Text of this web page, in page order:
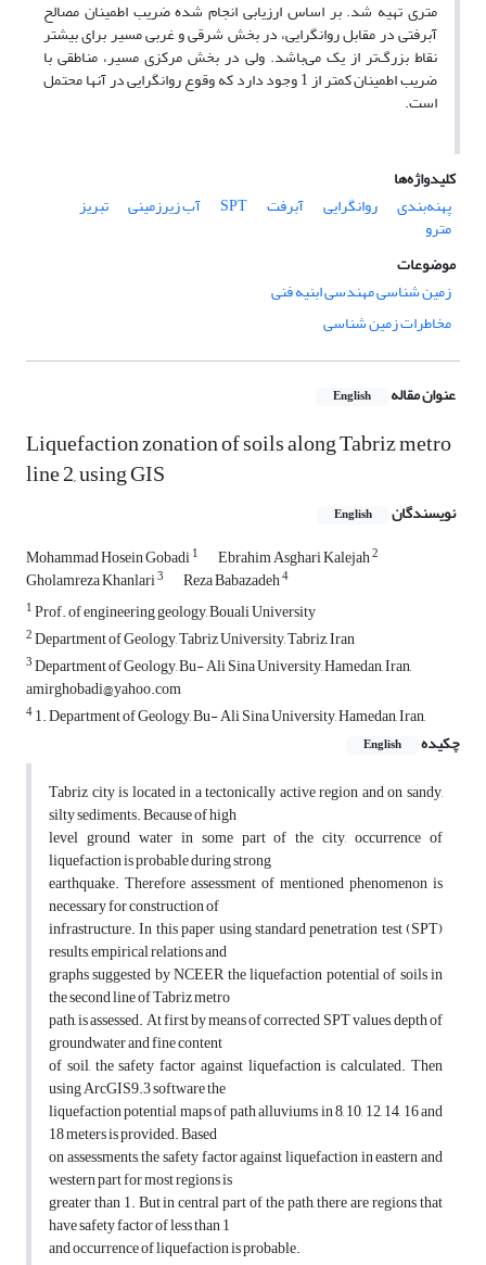
متری تهیه شد. بر اساس ارزیابی انجام شده ضریب اطمینان مصالح
آبرفتى در مقابل روانگرایى، در بخش شرقی و غربی مسیر برای بیشتر
نقاط بزرگ‌تر از یک می‌باشد. ولی در بخش مرکزی مسیر، مناطقی با
ضریب اطمینان کمتر از 1 وجود دارد که وقوع روانگرایی در آنها محتمل
است.
کلیدواژه‌ها
پهنه‌بندی
روانگرایی آبرفت SPT آب زیرزمینی تبریز
مترو
موضوعات
زمین شناسی مهندسی ابنیه فنی
مخاطرات زمین شناسی
عنوان مقاله English
Liquefaction zonation of soils along Tabriz metro
line 2, using GIS
نویسندگان English
Mohammad Hosein Gobadi1 Ebrahim Asghari Kalejah2
Gholamreza Khanlari3 Reza Babazadeh4
1Prof. of engineering geology, Bouali University
2Department of Geology, Tabriz University, Tabriz, Iran
3Department of Geology, Bu- Ali Sina University, Hamedan, Iran,
amirghobadi@yahoo.com
41. Department of Geology, Bu- Ali Sina University, Hamedan, Iran,
چکیده
English
Tabriz city is located in a tectonically active region and on sandy,
silty sediments. Because of high
level ground water in some part of the city, occurrence of
liquefaction is probable during strong
earthquake. Therefore assessment of mentioned phenomenon is
necessary for construction of
infrastructure. In this paper using standard penetration test (SPT)
results, empirical relations and
graphs suggested by NCEER the liquefaction potential of soils in
the second line of Tabriz metro
path, is assessed. At first by means of corrected SPT values, depth of
groundwater and fine content
of soil, the safety factor against liquefaction is calculated. Then
using ArcGIS9.3 software the
liquefaction potential maps of path alluviums in 8, 10, 12, 14, 16 and
18 meters is provided. Based
on assessments, the safety factor against liquefaction in eastern and
western part for most regions is
greater than 1. But in central part of the path, there are regions that
have safety factor of less than 1
and occurrence of liquefaction is probable.